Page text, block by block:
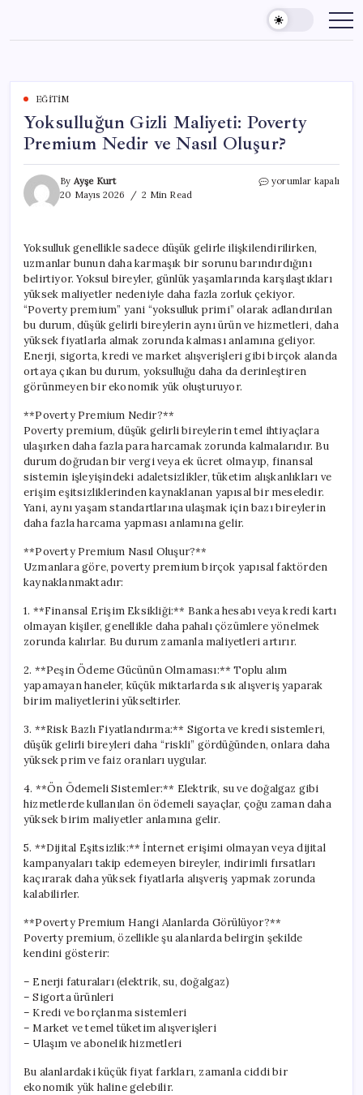
content
EĞITIM
Yoksulluğun Gizli Maliyeti: Poverty
Premium Nedir ve Nasıl Oluşur?
By Ayşe Kurt
20 Mayıs 2026
2 Min Read
Yoksulluğun
Nedir
ve
Nasıl
Oluşur?
için
yorumlar kapalı
Yoksulluk genellikle sadece düşük gelirle ilişkilendirilirken,
uzmanlar bunun daha karmaşık bir sorunu barındırdığını
belirtiyor. Yoksul bireyler, günlük yaşamlarında karşılaştıkları
yüksek maliyetler nedeniyle daha fazla zorluk çekiyor.
“Poverty premium” yani “yoksulluk primi” olarak adlandırılan
bu durum, düşük gelirli bireylerin aynı ürün ve hizmetleri, daha
yüksek fiyatlarla almak zorunda kalması anlamına geliyor.
Enerji, sigorta, kredi ve market alışverişleri gibi birçok alanda
ortaya çıkan bu durum, yoksulluğu daha da derinleştiren
görünmeyen bir ekonomik yük oluşturuyor.
**Poverty Premium Nedir?**
Poverty premium, düşük gelirli bireylerin temel ihtiyaçlara
ulaşırken daha fazla para harcamak zorunda kalmalarıdır. Bu
durum doğrudan bir vergi veya ek ücret olmayıp, finansal
sistemin işleyişindeki adaletsizlikler, tüketim alışkanlıkları ve
erişim eşitsizliklerinden kaynaklanan yapısal bir meseledir.
Yani, aynı yaşam standartlarına ulaşmak için bazı bireylerin
daha fazla harcama yapması anlamına gelir.
**Poverty Premium Nasıl Oluşur?**
Uzmanlara göre, poverty premium birçok yapısal faktörden
kaynaklanmaktadır:
1. **Finansal Erişim Eksikliği:** Banka hesabı veya kredi kartı
olmayan kişiler, genellikle daha pahalı çözümlere yönelmek
zorunda kalırlar. Bu durum zamanla maliyetleri artırır.
2. **Peşin Ödeme Gücünün Olmaması:** Toplu alım
yapamayan haneler, küçük miktarlarda sık alışveriş yaparak
birim maliyetlerini yükseltirler.
3. **Risk Bazlı Fiyatlandırma:** Sigorta ve kredi sistemleri,
düşük gelirli bireyleri daha “riskli” gördüğünden, onlara daha
yüksek prim ve faiz oranları uygular.
4. **Ön Ödemeli Sistemler:** Elektrik, su ve doğalgaz gibi
hizmetlerde kullanılan ön ödemeli sayaçlar, çoğu zaman daha
yüksek birim maliyetler anlamına gelir.
5. **Dijital Eşitsizlik:** İnternet erişimi olmayan veya dijital
kampanyaları takip edemeyen bireyler, indirimli fırsatları
kaçırarak daha yüksek fiyatlarla alışveriş yapmak zorunda
kalabilirler.
**Poverty Premium Hangi Alanlarda Görülüyor?**
Poverty premium, özellikle şu alanlarda belirgin şekilde
kendini gösterir:
– Enerji faturaları (elektrik, su, doğalgaz)
– Sigorta ürünleri
– Kredi ve borçlanma sistemleri
– Market ve temel tüketim alışverişleri
– Ulaşım ve abonelik hizmetleri
Bu alanlardaki küçük fiyat farkları, zamanla ciddi bir
ekonomik yük haline gelebilir.